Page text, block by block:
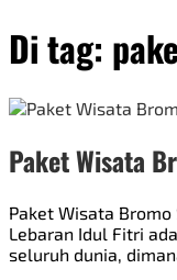
Di tag:
Paket Wisata
Paket Wisata
Lebaran Idul Fitri
seluruh dunia,